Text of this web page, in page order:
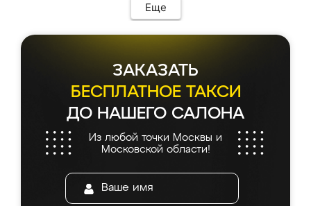
Еще
ЗАКАЗАТЬ
БЕСПЛАТНОЕ ТАКСИ
ДО НАШЕГО САЛОНА
Из любой точки Москвы и
Московской области!